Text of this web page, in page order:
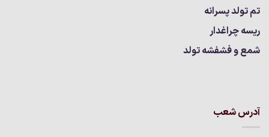
تم تولد پسرانه
ریسه چراغدار
شمع و فشفشه تولد
آدرس شعب